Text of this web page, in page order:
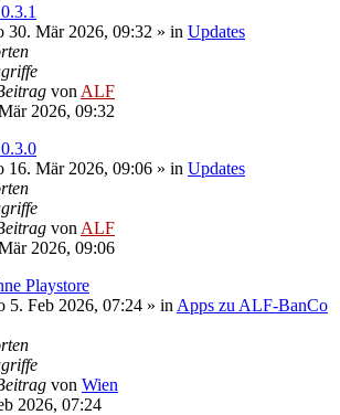
30. Mär 2026, 09:32 » in Updates
von ALF
2026, 09:32
16. Mär 2026, 09:06 » in Updates
von ALF
2026, 09:06
Playstore
5. Feb 2026, 07:24 » in Apps zu ALF-BanCo
von Wien
2026, 07:24